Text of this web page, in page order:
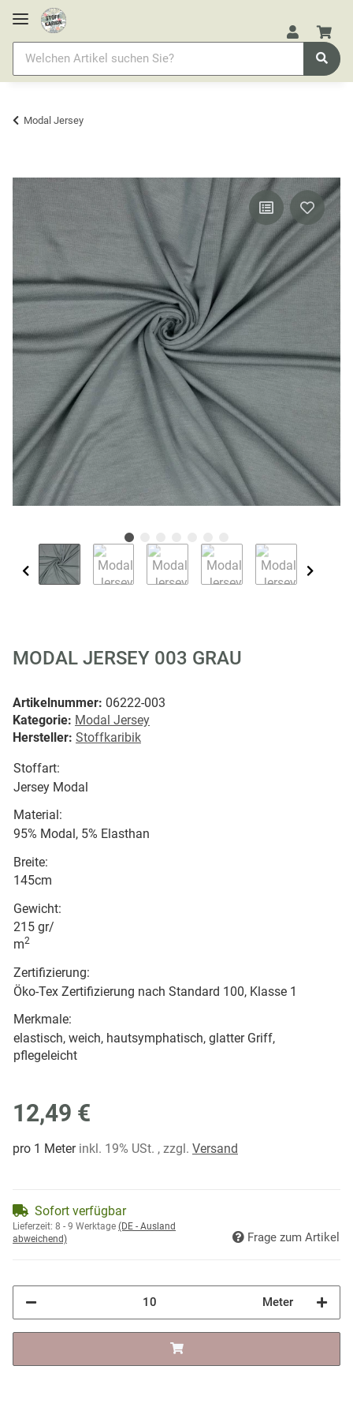
Modal Jersey
MODAL JERSEY 003 GRAU
Artikelnummer: 06222-003
Kategorie: Modal Jersey
Hersteller: Stoffkaribik
Stoffart:
Jersey Modal
Material:
95% Modal, 5% Elasthan
Breite:
145cm
Gewicht:
215 gr/
m2
Zertifizierung:
Öko-Tex Zertifizierung nach Standard 100, Klasse 1
Merkmale:
elastisch, weich, hautsymphatisch, glatter Griff,
pflegeleicht
12,49 €
pro 1 Meter inkl. 19% USt. , zzgl. Versand
Sofort verfügbar
Lieferzeit: 8 - 9 Werktage (DE - Ausland
abweichend)
Frage zum Artikel
Meter